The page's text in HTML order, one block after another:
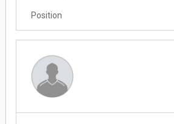
Position